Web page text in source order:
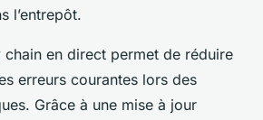
l’entrepôt.
en direct permet de réduire
erreurs courantes lors des
Grâce à une mise à jour